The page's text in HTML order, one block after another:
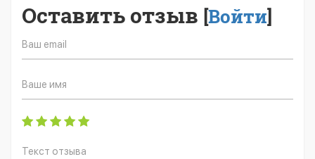
Оставить отзыв [Войти]